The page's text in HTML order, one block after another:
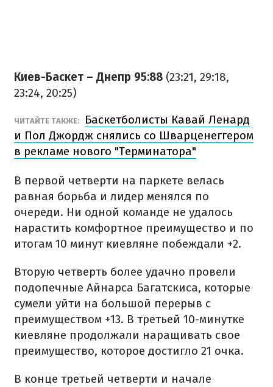
Киев-Баскет – Днепр 95:88 (23:21, 29:18,
23:24, 20:25)
ЧИТАЙТЕ ТАКЖЕ:
Баскетболисты Кавай Ленард
и Пол Джордж снялись со Шварценеггером
в рекламе нового "Терминатора"
В первой четверти на паркете велась
равная борьба и лидер менялся по
очереди. Ни одной команде не удалось
нарастить комфортное преимущество и по
итогам 10 минут киевляне побеждали +2.
Вторую четверть более удачно провели
подопечные Айнарса Багатскиса, которые
сумели уйти на большой перерыв с
преимуществом +13. В третьей 10-минутке
киевляне продолжали наращивать свое
преимущество, которое достигло 21 очка.
В конце третьей четверти и начале